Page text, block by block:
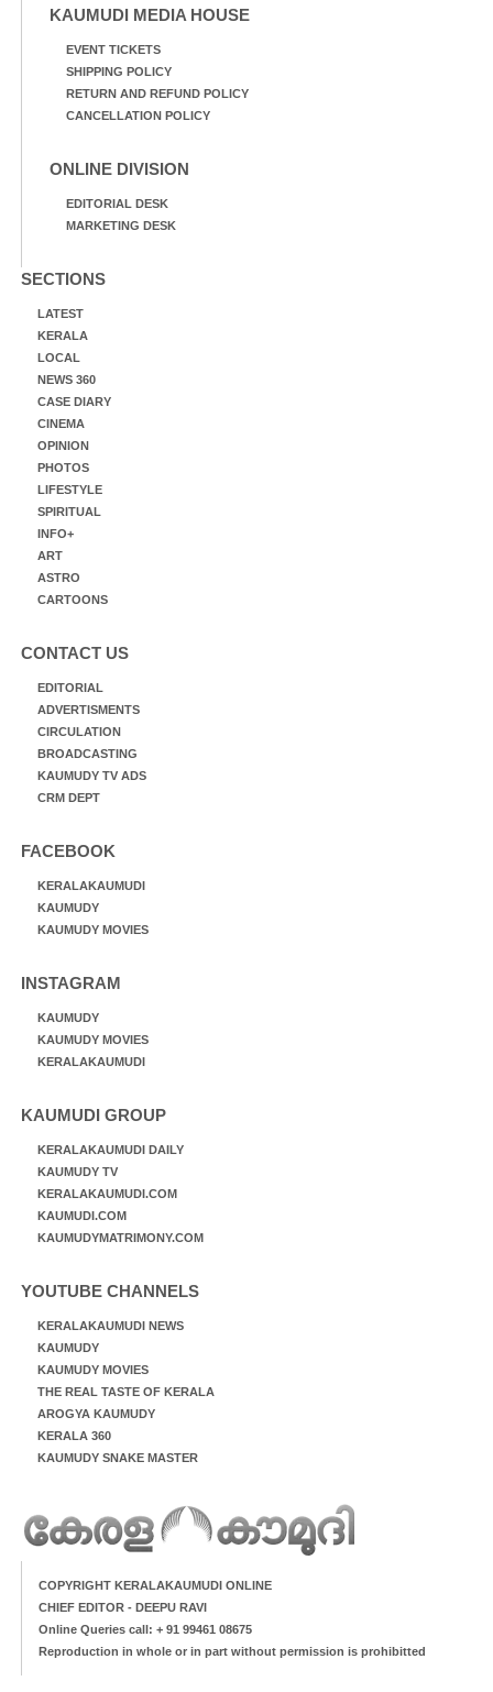
KAUMUDI MEDIA HOUSE
EVENT TICKETS
SHIPPING POLICY
RETURN AND REFUND POLICY
CANCELLATION POLICY
ONLINE DIVISION
EDITORIAL DESK
MARKETING DESK
SECTIONS
LATEST
KERALA
LOCAL
NEWS 360
CASE DIARY
CINEMA
OPINION
PHOTOS
LIFESTYLE
SPIRITUAL
INFO+
ART
ASTRO
CARTOONS
CONTACT US
EDITORIAL
ADVERTISMENTS
CIRCULATION
BROADCASTING
KAUMUDY TV ADS
CRM DEPT
FACEBOOK
KERALAKAUMUDI
KAUMUDY
KAUMUDY MOVIES
INSTAGRAM
KAUMUDY
KAUMUDY MOVIES
KERALAKAUMUDI
KAUMUDI GROUP
KERALAKAUMUDI DAILY
KAUMUDY TV
KERALAKAUMUDI.COM
KAUMUDI.COM
KAUMUDYMATRIMONY.COM
YOUTUBE CHANNELS
KERALAKAUMUDI NEWS
KAUMUDY
KAUMUDY MOVIES
THE REAL TASTE OF KERALA
AROGYA KAUMUDY
KERALA 360
KAUMUDY SNAKE MASTER
COPYRIGHT KERALAKAUMUDI ONLINE
CHIEF EDITOR - DEEPU RAVI
Online Queries call: + 91 99461 08675
Reproduction in whole or in part without permission is prohibitted